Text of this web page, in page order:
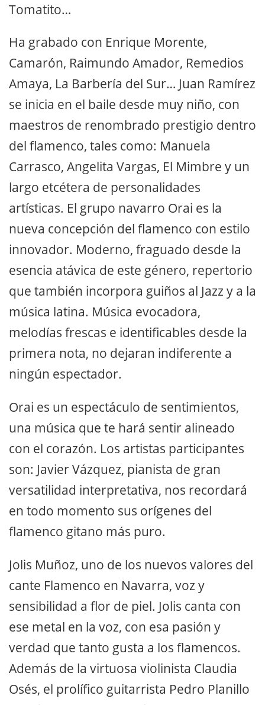
Tomatito…
Ha grabado con Enrique Morente,
Camarón, Raimundo Amador, Remedios
Amaya, La Barbería del Sur… Juan Ramírez
se inicia en el baile desde muy niño, con
maestros de renombrado prestigio dentro
del flamenco, tales como: Manuela
Carrasco, Angelita Vargas, El Mimbre y un
largo etcétera de personalidades
artísticas. El grupo navarro Orai es la
nueva concepción del flamenco con estilo
innovador. Moderno, fraguado desde la
esencia atávica de este género, repertorio
que también incorpora guiños al Jazz y a la
música latina. Música evocadora,
melodías frescas e identificables desde la
primera nota, no dejaran indiferente a
ningún espectador.
Orai es un espectáculo de sentimientos,
una música que te hará sentir alineado
con el corazón. Los artistas participantes
son: Javier Vázquez, pianista de gran
versatilidad interpretativa, nos recordará
en todo momento sus orígenes del
flamenco gitano más puro.
Jolis Muñoz, uno de los nuevos valores del
cante Flamenco en Navarra, voz y
sensibilidad a flor de piel. Jolis canta con
ese metal en la voz, con esa pasión y
verdad que tanto gusta a los flamencos.
Además de la virtuosa violinista Claudia
Osés, el prolífico guitarrista Pedro Planillo